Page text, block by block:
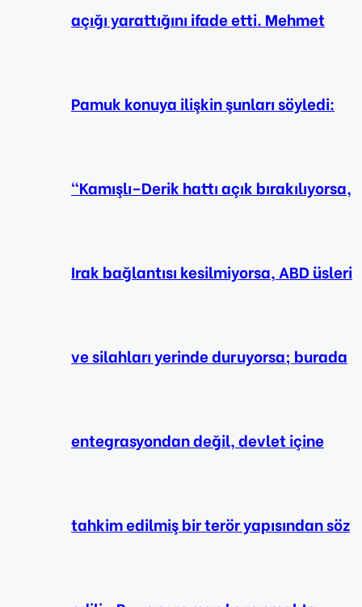
açığı yarattığını ifade etti. Mehmet
Pamuk konuya ilişkin şunları söyledi:
“Kamışlı–Derik hattı açık bırakılıyorsa,
Irak bağlantısı kesilmiyorsa, ABD üsleri
ve silahları yerinde duruyorsa; burada
entegrasyondan değil, devlet içine
tahkim edilmiş bir terör yapısından söz